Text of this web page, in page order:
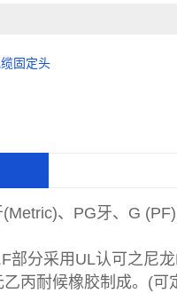
固定头
、PG牙、G (PF)
部分采用UL认可之尼
丙耐候橡胶制成。(可